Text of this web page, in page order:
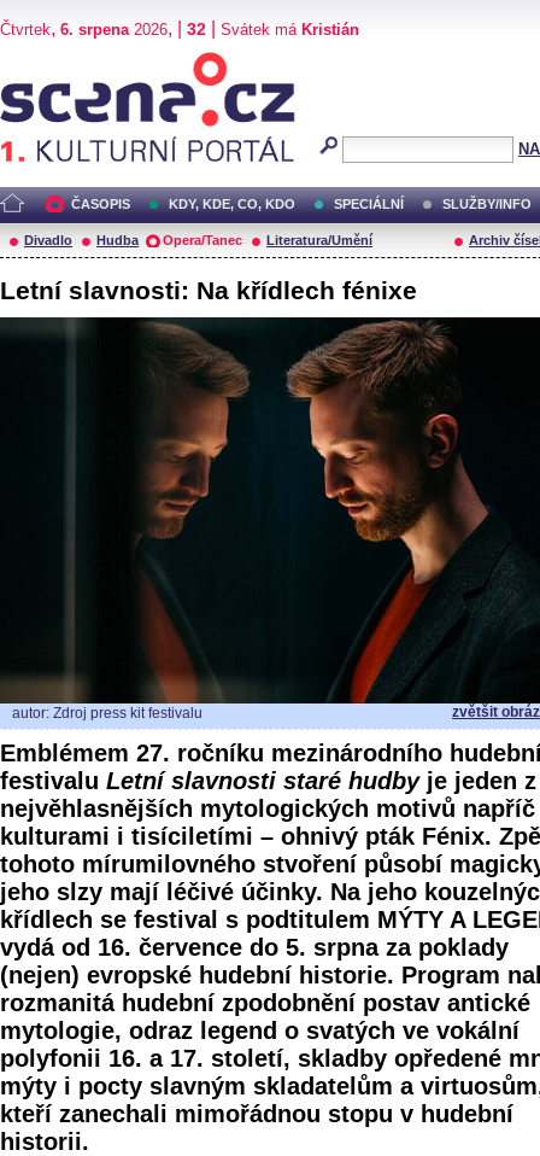
Čtvrtek, 6. srpena2026, | 32 Svátek má Kristián
ČASOPIS KDY, KDE, CO, KDO SPECIÁLNÍ SLUŽBY/INFO
Divadlo Hudba Opera/Tanec Literatura/Umění Archiv
Letní slavnosti: Na křídlech fénixe
autor: Zdroj press kit festivalu zvětšit
Emblémem 27. ročníku mezinárodního
festivalu Letní slavnosti staré hudbyje jeden z
nejvěhlasnějších mytologických motivů napříč
kulturami i tisíciletími – ohnivý pták Fénix.
tohoto mírumilovného stvoření působí
jeho slzy mají léčivé účinky. Na jeho
křídlech se festival s podtitulem MÝTY A
vydá od 16. července do 5. srpna za poklady
(nejen) evropské hudební historie. Program
rozmanitá hudební zpodobnění postav antické
mytologie, odraz legend o svatých ve vokální
polyfonii 16. a 17. století, skladby opředené
mýty i pocty slavným skladatelům a
kteří zanechali mimořádnou stopu v hudební
historii.